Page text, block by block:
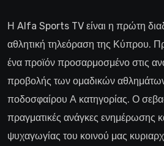
Η Alfa Sports TV είναι η πρώτη
αθλητική τηλεόραση της Κύπρου.
ένα προϊόν προσαρμοσμένο στις
προβολής των ομαδικών
ποδοσφαίρου Α κατηγορίας. Ο
πραγματικές ανάγκες ενημέρωσης
ψυχαγωγίας του κοινού μας